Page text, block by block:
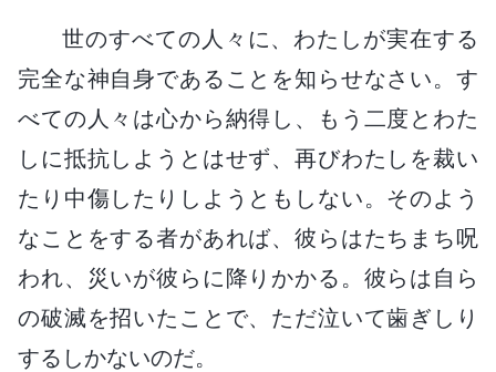
世のすべての人々に、わたしが実在する
完全な神自身であることを知らせなさい。す
べての人々は心から納得し、もう二度とわた
しに抵抗しようとはせず、再びわたしを裁い
たり中傷したりしようともしない。そのよう
なことをする者があれば、彼らはたちまち呪
われ、災いが彼らに降りかかる。彼らは自ら
の破滅を招いたことで、ただ泣いて歯ぎしり
するしかないのだ。